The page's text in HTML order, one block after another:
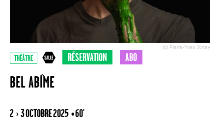
(c) Pierre-Yves Jortay
THÉÂTRE RÉSERVATION ABO
BEL ABÎME
2 › 3 OCTOBRE 2025 • 60'